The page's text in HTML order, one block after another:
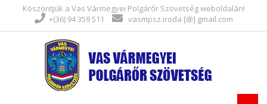
Köszöntjük a Vas Vármegyei Polgárőr Szövetség weboldalán!
+(36) 94 359 511
vasmpsz.iroda [@] gmail.com